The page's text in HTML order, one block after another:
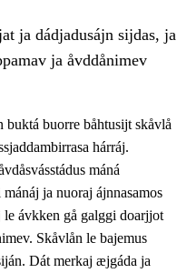
ja dádjadusájn sijdas, ja
ja åvddånimev
buktá buorre båhtusijt skåvlå
hárráj.
máná
ja nuoraj ájnnasamos
ávkken gå galggi doarjjot
Skåvlån le bajemus
Dát merkaj æjgáda ja